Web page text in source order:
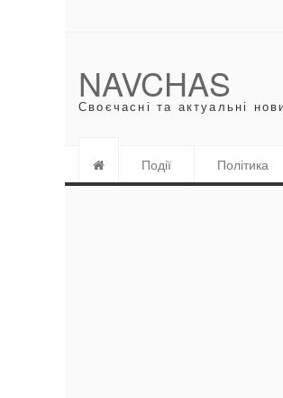
NAVCHAS
Своєчасні та актуальні
Події Політика